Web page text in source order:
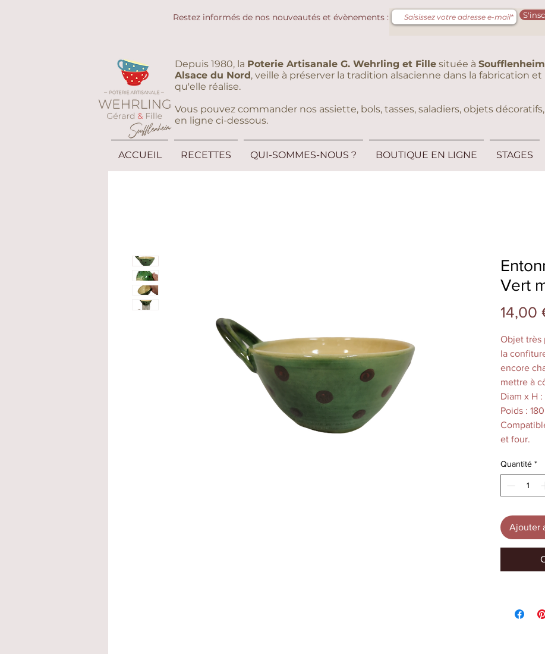
Restez informés de nos nouveautés et évènements :
Depuis 1980, la Poterie Artisanale G. Wehrling et Fille située à Soufflenheim
Alsace du Nord, veille à préserver la tradition alsacienne dans la fabrication
qu'elle réalise.
Vous pouvez commander nos assiette, bols, tasses, saladiers, objets
en ligne ci-dessous.
ACCUEIL RECETTES QUI-SOMMES-NOUS ? BOUTIQUE EN LIGNE STAGES
Vert
14,00
Objet très
la
encore
mettre à
Diam x H :
Poids :
et four.
varier
Quantité *
Ajouter